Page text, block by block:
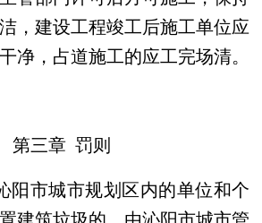
，建设工程竣工后施工单位应
净，占道施工的应工完场清。
第三章 罚则
市城市规划区内的单位和个